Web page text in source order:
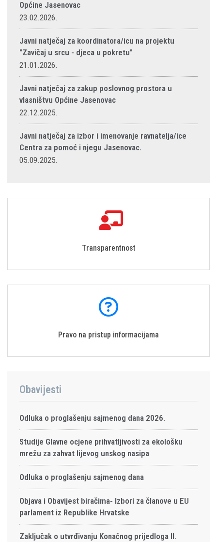
Općine Jasenovac
23.02.2026.
Javni natječaj za koordinatora/icu na projektu
"Zavičaj u srcu - djeca u pokretu"
21.01.2026.
Javni natječaj za zakup poslovnog prostora u
vlasništvu Općine Jasenovac
22.12.2025.
Javni natječaj za izbor i imenovanje ravnatelja/ice
Centra za pomoć i njegu Jasenovac.
05.09.2025.
Transparentnost
Pravo na pristup informacijama
Obavijesti
Odluka o proglašenju sajmenog dana 2026.
Studije Glavne ocjene prihvatljivosti za ekološku
mrežu za zahvat lijevog unskog nasipa
Odluka o proglašenju sajmenog dana
Objava i Obavijest biračima- Izbori za članove u EU
parlament iz Republike Hrvatske
Zaključak o utvrđivanju Konačnog prijedloga II.